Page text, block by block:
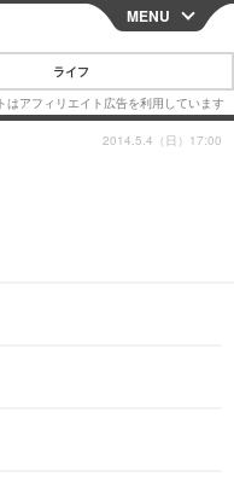
CLOSE
MENU
ライフ
2014.5.4（日）17:00